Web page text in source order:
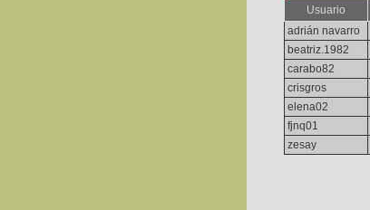
Usuario
adrián navarro
beatriz.1982
carabo82
crisgros
elena02
fjnq01
zesay